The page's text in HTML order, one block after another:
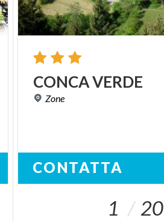
CONCAVERDE
Zone
CONTATTA
1 20